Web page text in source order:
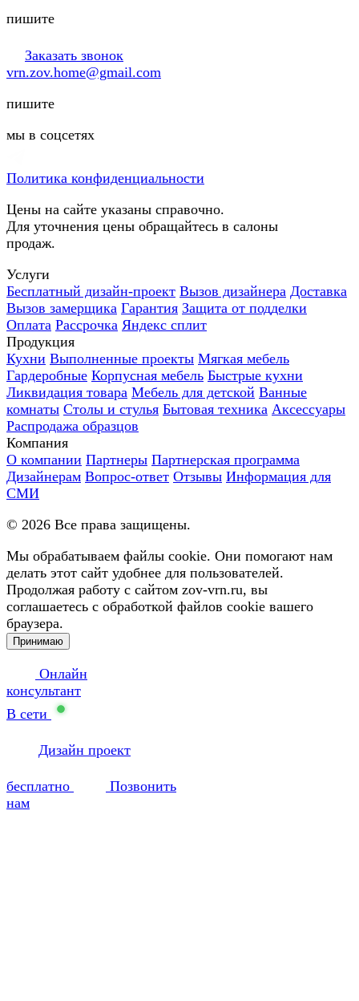
пишите
Заказать звонок
vrn.zov.home@gmail.com
пишите
мы в соцсетях
Политика конфиденциальности
Цены на сайте указаны справочно.
Для уточнения цены обращайтесь в салоны
продаж.
Услуги
Бесплатный дизайн-проект Вызов дизайнера Доставка
Вызов замерщика Гарантия Защита от подделки
Оплата Рассрочка Яндекс сплит
Продукция
Кухни Выполненные проекты Мягкая мебель
Гардеробные Корпусная мебель Быстрые кухни
Ликвидация товара Мебель для детской Ванные
комнаты Столы и стулья Бытовая техника Аксессуары
Распродажа образцов
Компания
О компании Партнеры Партнерская программа
Дизайнерам Вопрос-ответ Отзывы Информация для
СМИ
© 2026 Все права защищены.
Мы обрабатываем файлы cookie. Они помогают нам
делать этот сайт удобнее для пользователей.
Продолжая работу с сайтом zov-vrn.ru, вы
соглашаетесь с обработкой файлов cookie вашего
браузера.
Принимаю
Онлайн
консультант
В сети
Дизайн проект
бесплатно
Позвонить
нам